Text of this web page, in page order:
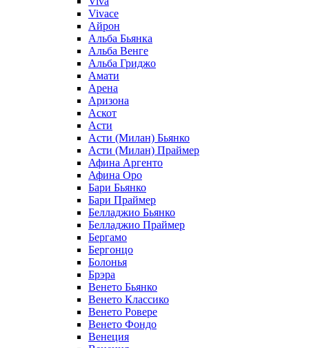
Vivace
Айрон
Альба Бьянка
Альба Венге
Альба Гриджо
Амати
Арена
Аризона
Аскот
Асти
Асти (Милан) Бьянко
Асти (Милан) Праймер
Афина Аргенто
Афина Оро
Бари Бьянко
Бари Праймер
Белладжио Бьянко
Белладжио Праймер
Бергамо
Бергонцо
Болонья
Брэра
Венето Бьянко
Венето Классико
Венето Ровере
Венето Фондо
Венеция